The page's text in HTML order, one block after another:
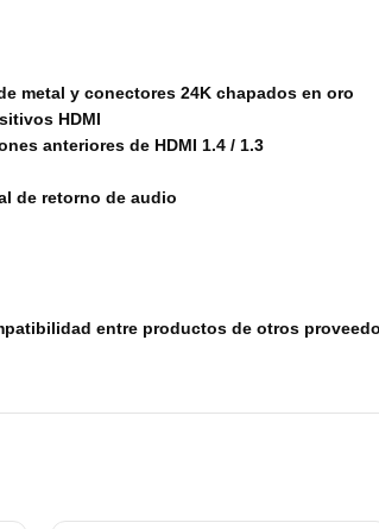
metal y conectores 24K chapados en oro
HDMI
anteriores de HDMI 1.4 / 1.3
de retorno de audio
entre productos de otros